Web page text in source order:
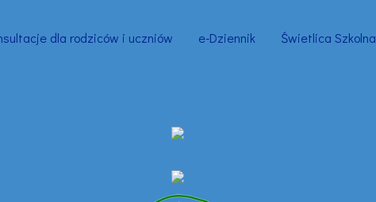
dla rodziców i uczniów e-Dziennik Świetlica Szkolna